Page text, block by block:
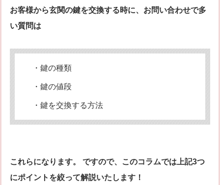
作業車紹介 イモビライザーの鍵紛失・製作
工事実績
セキュリティアドバイザーの紹介
公式キャラクター紹介 お知らせ
お客様から玄関の鍵を交換する時に、お問い合わせで多
い質問は
・鍵の種類
・鍵の値段
・鍵を交換する方法
これらになります。 ですので、このコラムでは上記3つ
にポイントを絞って解説いたします！